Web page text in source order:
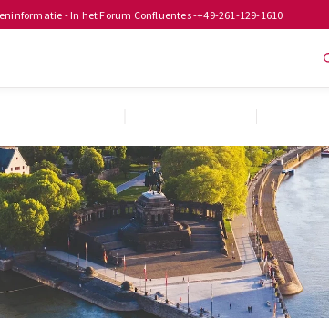
- In het Forum Confluentes -+49-261-129-1610